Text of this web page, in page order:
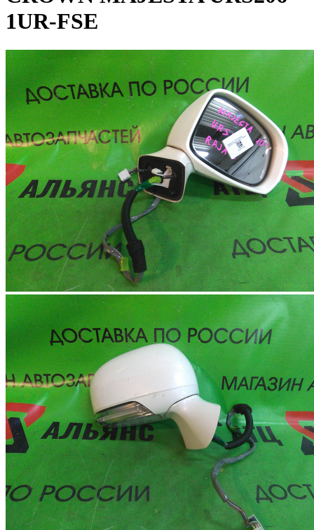
1UR-FSE